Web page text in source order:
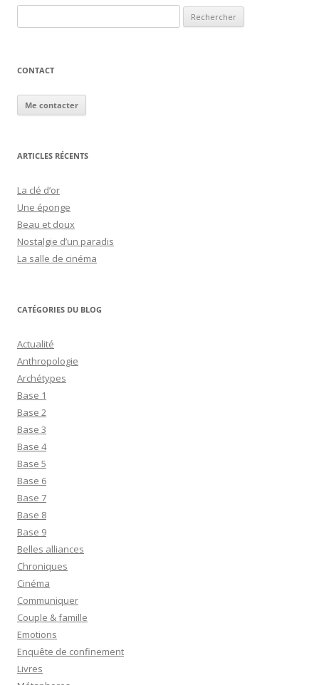
CONTACT
Me contacter
ARTICLES RÉCENTS
La clé d’or
Une éponge
Beau et doux
Nostalgie d’un paradis
La salle de cinéma
CATÉGORIES DU BLOG
Actualité
Anthropologie
Archétypes
Base 1
Base 2
Base 3
Base 4
Base 5
Base 6
Base 7
Base 8
Base 9
Belles alliances
Chroniques
Cinéma
Communiquer
Couple & famille
Emotions
Enquête de confinement
Livres